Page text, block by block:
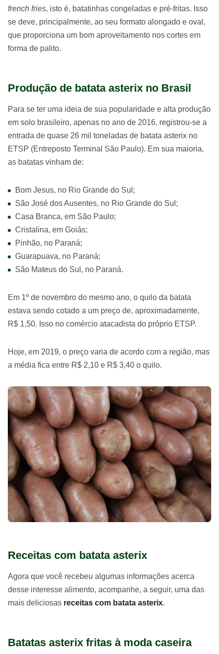
french fries, isto é, batatinhas congeladas e pré-fritas. Isso
se deve, principalmente, ao seu formato alongado e oval,
que proporciona um bom aproveitamento nos cortes em
forma de palito.
Produção de batata asterix no Brasil
Para se ter uma ideia de sua popularidade e alta produção
em solo brasileiro, apenas no ano de 2016, registrou-se a
entrada de quase 26 mil toneladas de batata asterix no
ETSP (Entreposto Terminal São Paulo). Em sua maioria,
as batatas vinham de:
Bom Jesus, no Rio Grande do Sul;
São José dos Ausentes, no Rio Grande do Sul;
Casa Branca, em São Paulo;
Cristalina, em Goiás;
Pinhão, no Paraná;
Guarapuava, no Paraná;
São Mateus do Sul, no Paraná.
Em 1º de novembro do mesmo ano, o quilo da batata
estava sendo cotado a um preço de, aproximadamente,
R$ 1,50. Isso no comércio atacadista do próprio ETSP.
Hoje, em 2019, o preço varia de acordo com a região, mas
a média fica entre R$ 2,10 e R$ 3,40 o quilo.
Receitas com batata asterix
Agora que você recebeu algumas informações acerca
desse interesse alimento, acompanhe, a seguir, uma das
mais deliciosas receitas com batata asterix.
Batatas asterix fritas à moda caseira